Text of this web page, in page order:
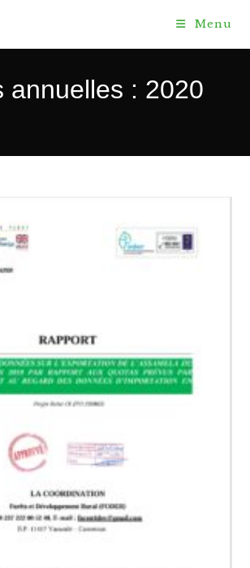
Menu
annuelles : 2020